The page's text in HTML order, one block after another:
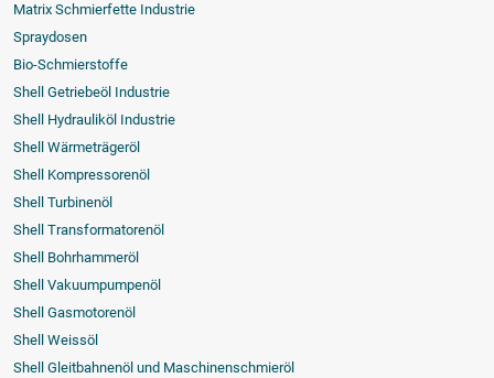
Matrix Schmierfette Industrie
Spraydosen
Bio-Schmierstoffe
Shell Getriebeöl Industrie
Shell Hydrauliköl Industrie
Shell Wärmeträgeröl
Shell Kompressorenöl
Shell Turbinenöl
Shell Transformatorenöl
Shell Bohrhammeröl
Shell Vakuumpumpenöl
Shell Gasmotorenöl
Shell Weissöl
Shell Gleitbahnenöl und Maschinenschmieröl